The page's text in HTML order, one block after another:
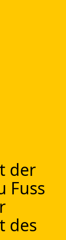
der
Fuss
des